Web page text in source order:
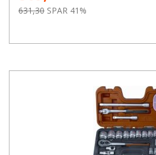
631,30 SPAR 41%